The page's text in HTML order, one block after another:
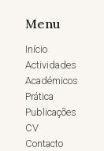
Menu
Início
Actividades
Académicos
Prática
Publicações
CV
Contacto